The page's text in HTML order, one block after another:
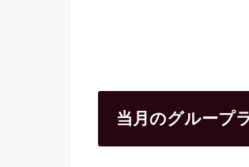
当月のグループ